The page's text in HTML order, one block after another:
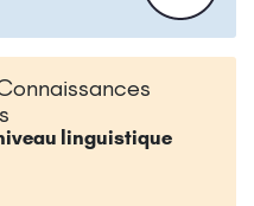
linguistique